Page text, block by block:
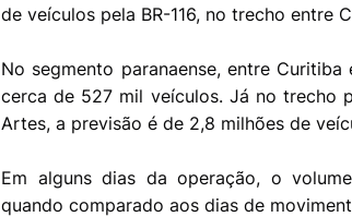
de veículos pela BR-116, no trecho entre
No segmento paranaense, entre
cerca de 527 mil veículos. Já no trecho
Artes, a previsão é de 2,8 milhões de
Em alguns dias da operação, o
quando comparado aos dias de